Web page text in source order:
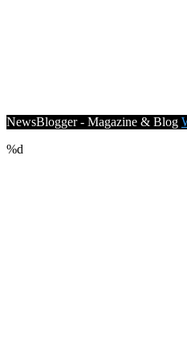
NewsBlogger - Magazine & Blog